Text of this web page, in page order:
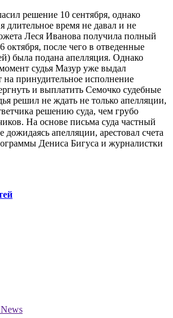
решение 10 сентября, однако
длительное время не давал и не
Леся Иванова получила полный
октября, после чего в отведенные
была подана апелляция. Однако
судья Мазур уже выдал
принудительное исполнение
и выплатить Семочко судебные
решил не ждать не только апелляции,
решению суда, чем грубо
На основе письма суда частный
дожидаясь апелляции, арестовал счета
Дениса Бигуса и журналистки